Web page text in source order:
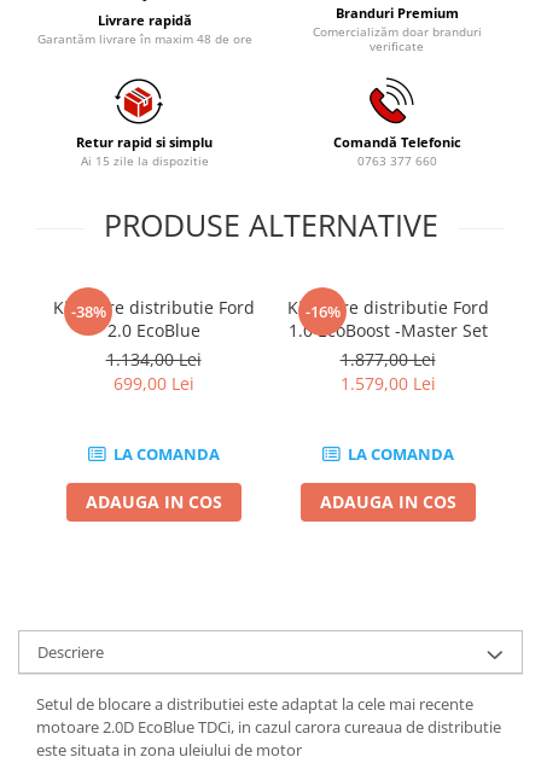
Chei filtru ulei
Recuperatoare de ulei
Scule Ajutatoare
Scule De Mana si Unelte
Aparate de nituit si capsat
Capsatoare tapiterie
Chei de Forta
Ciocane Dalti si Dornuri
Gresoare
Reparat Filete
Aspiratoare industriale
Pistoale aer cald
Pistoale de lipit
Polizoare unghiulare
Livrare rapidă
Garantăm livrare în maxim 48 de ore
Branduri Premium
Comercializăm doar branduri
verificate
Retur rapid si simplu
Ai 15 zile la dispozitie
Comandă Telefonic
0763 377 660
PRODUSE ALTERNATIVE
-38%
Kit fixare distributie Ford
2.0 EcoBlue
1.134,00 Lei
699,00 Lei
LA COMANDA
ADAUGA IN COS
-16%
Kit fixare distributie Ford
1.0 EcoBoost -Master Set
1.877,00 Lei
1.579,00 Lei
LA COMANDA
ADAUGA IN COS
Descriere
Setul de blocare a distributiei este adaptat la cele mai recente
motoare 2.0D EcoBlue TDCi, in cazul carora cureaua de distributie
este situata in zona uleiului de motor